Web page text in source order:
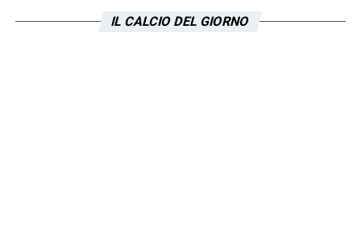
IL CALCIO DEL GIORNO